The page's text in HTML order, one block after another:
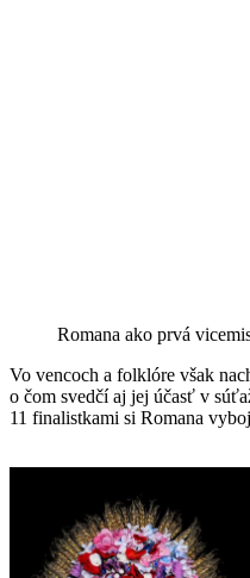
Romana ako prvá
Vo vencoch a folklóre však
o čom svedčí aj jej účasť v
11 finalistkami si Romana